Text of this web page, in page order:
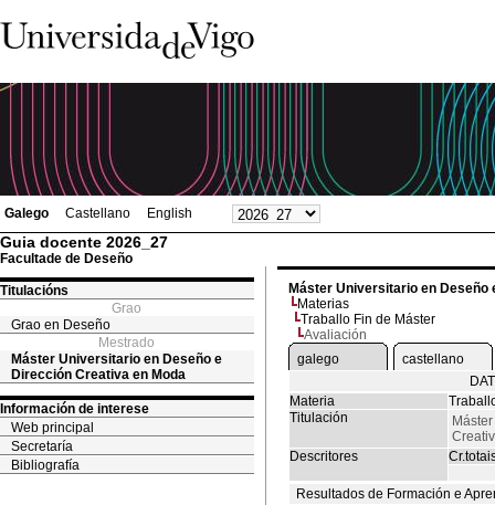
Galego Castellano English
Guia docente 2026_27
Facultade de Deseño
Titulacións
Grao
Grao en Deseño
Mestrado
Máster Universitario en Deseño e
Dirección Creativa en Moda
Información de interese
Web principal
Secretaría
Bibliografía
Máster Universitario en Deseño
Materias
Traballo Fin de Máster
Avaliación
galego
castellano
Materia
Titulación
Descritores
Resultados de Formación e